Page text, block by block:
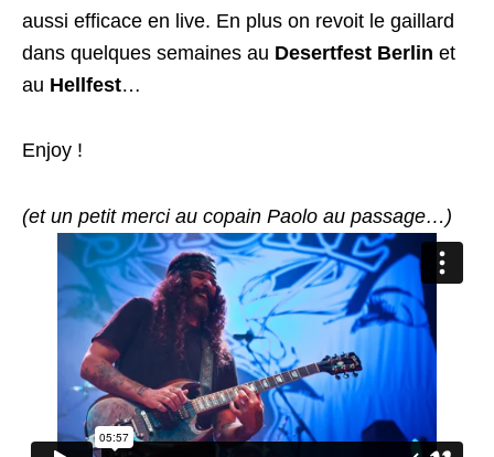
aussi efficace en live. En plus on revoit le gaillard
dans quelques semaines au Desertfest Berlin et
au Hellfest…
Enjoy !
(et un petit merci au copain Paolo au passage…)